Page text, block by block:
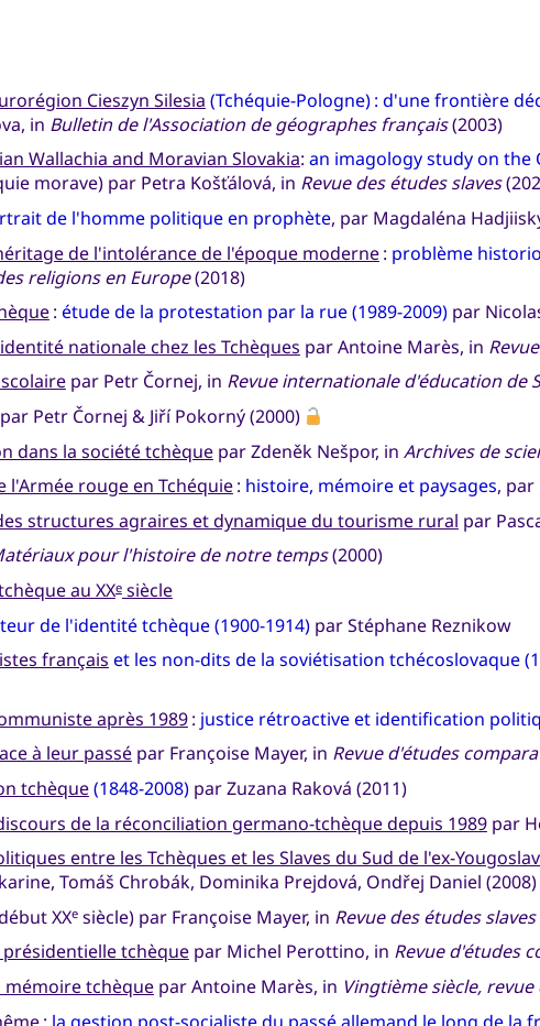
Cieszyn Silesia (Tchéquie-Pologne) : d'une frontière
in Bulletin de l'Association de géographes français(2003)
Wallachia and Moravian Slovakia: an imagology study on
morave) par Petra Košťálová, in Revue des études slaves
de l'homme politique en prophète, par Magdaléna
de l'intolérance de l'époque moderne: problème
religions en Europe(2018)
: étude de la protestation par la rue (1989-2009)par
nationale chez les Tchèques par Antoine Marès, in
par Petr Čornej, in Revue internationale d'éducation de
par Petr Čornej & Jiří Pokorný (2000)
dans la société tchèquepar Zdeněk Nešpor, in Archives de
l'Armée rouge en Tchéquie: histoire, mémoire et paysages,
structures agraires et dynamique du tourisme rural par
pour l'histoire de notre temps(2000)
au XXesiècle
de l'identité tchèque (1900-1914)par Stéphane Reznikow
français et les non-dits de la soviétisation tchécoslovaque
après 1989: justice rétroactive et identification
à leur passépar Françoise Mayer, in Revue d'études
tchèque(1848-2008)par Zuzana Raková (2011)
de la réconciliation germano-tchèque depuis 1989par
entre les Tchèques et les Slaves du Sud de l'ex-
Tomáš Chrobák, Dominika Prejdová, Ondřej Daniel (2008)
XXesiècle) par Françoise Mayer, in Revue des études slaves
tchèquepar Michel Perottino, in Revue d'études
mémoire tchèquepar Antoine Marès, in Vingtième siècle,
: la gestion post-socialiste du passé allemand le long de la